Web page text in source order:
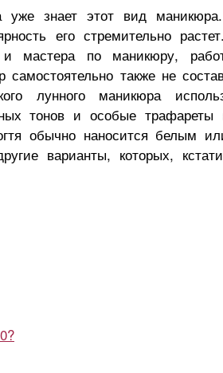
уже знает этот вид
его стремительно
и мастера по маникюру,
также не
лунного маникюра
тонов и особые трафареты
обычно наносится белым
варианты, которых,
2026 год
восточному
полный гид